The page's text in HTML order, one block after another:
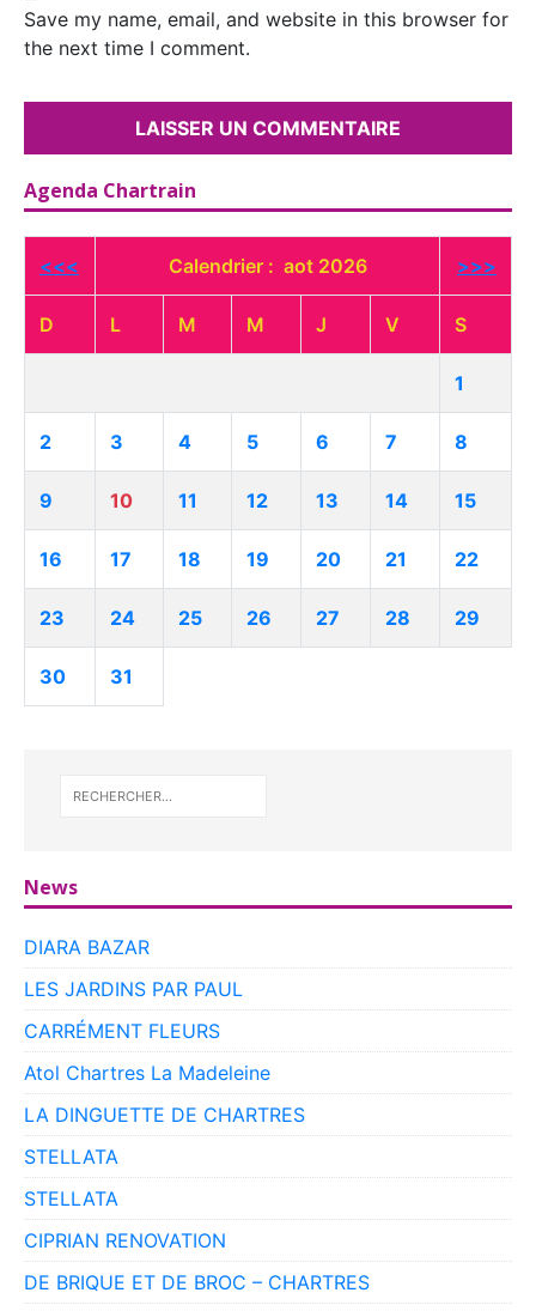
Save my name, email, and website in this browser for
the next time I comment.
Agenda Chartrain
<<< Calendrier : aot 2026 >>>
D L M M J V S
1
2 3 4 5 6 7 8
9 10 11 12 13 14 15
16 17 18 19 20 21 22
23 24 25 26 27 28 29
30 31
News
DIARA BAZAR
LES JARDINS PAR PAUL
CARRÉMENT FLEURS
Atol Chartres La Madeleine
LA DINGUETTE DE CHARTRES
STELLATA
STELLATA
CIPRIAN RENOVATION
DE BRIQUE ET DE BROC – CHARTRES